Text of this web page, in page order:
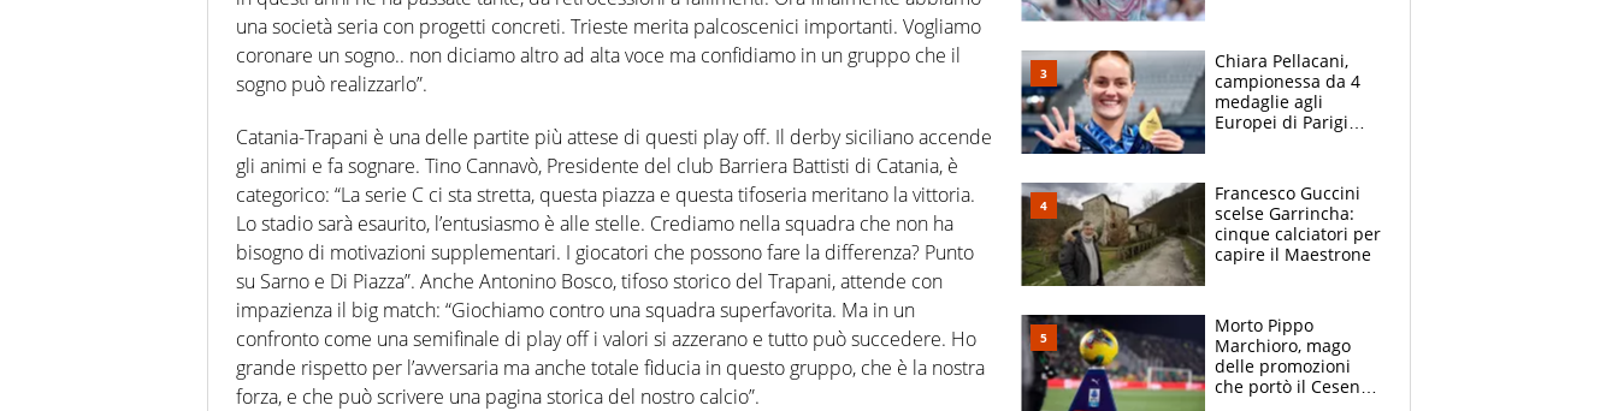
una società seria con progetti concreti. Trieste merita palcoscenici importanti. Vogliamo
coronare un sogno.. non diciamo altro ad alta voce ma confidiamo in un gruppo che il
sogno può realizzarlo”.
Catania-Trapani è una delle partite più attese di questi play off. Il derby siciliano accende
gli animi e fa sognare. Tino Cannavò, Presidente del club Barriera Battisti di Catania, è
categorico: “La serie C ci sta stretta, questa piazza e questa tifoseria meritano la vittoria.
Lo stadio sarà esaurito, l’entusiasmo è alle stelle. Crediamo nella squadra che non ha
bisogno di motivazioni supplementari. I giocatori che possono fare la differenza? Punto
su Sarno e Di Piazza”. Anche Antonino Bosco, tifoso storico del Trapani, attende con
impazienza il big match: “Giochiamo contro una squadra superfavorita. Ma in un
confronto come una semifinale di play off i valori si azzerano e tutto può succedere. Ho
grande rispetto per l’avversaria ma anche totale fiducia in questo gruppo, che è la nostra
forza, e che può scrivere una pagina storica del nostro calcio”.
Chiara Pellacani,
campionessa da 4
medaglie agli
Europei di Parigi
giornalista, mamma
Francesca
Insegnante e il
fratello calciatore
Francesco Guccini
scelse Garrincha:
cinque calciatori per
capire il Maestrone
Morto Pippo
Marchioro, mago
delle promozioni
che portò il Cesena